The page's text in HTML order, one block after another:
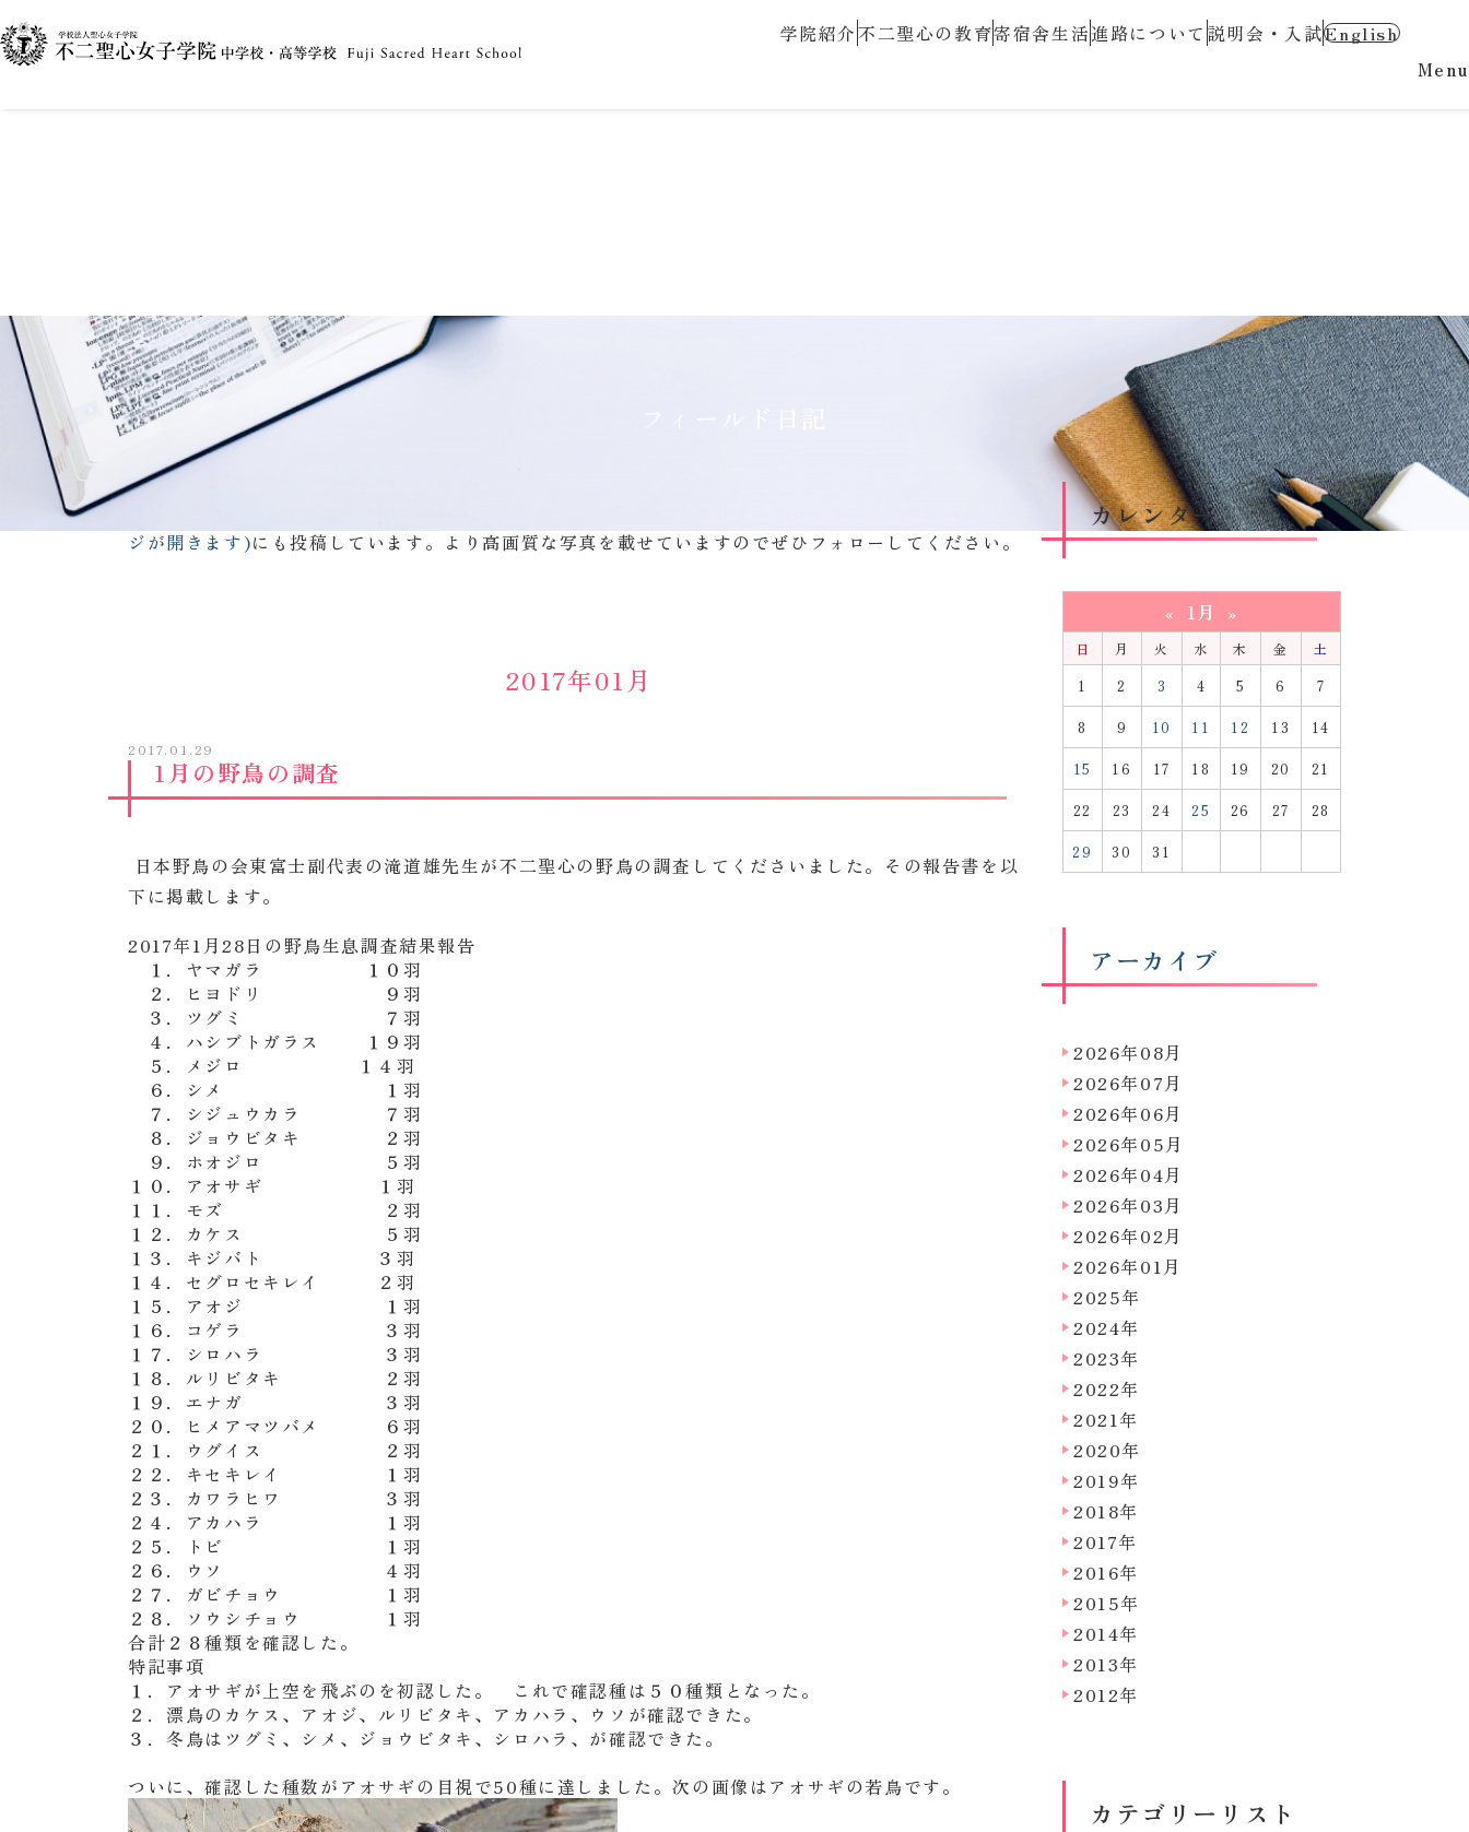
学院紹介不二聖心の教育寄宿舎生活進路について 説明会・入試English
Menu
〇お知らせ〇
ジが開きます)にも投稿しています。より高画質な写真を載せていますのでぜひフォローしてください。
2017年01月
2017.01.29
1月の野鳥の調査
日本野鳥の会東富士副代表の滝道雄先生が不二聖心の野鳥の調査してくださいました。その報告書を以
下に掲載します。
2017年1月28日の野鳥生息調査結果報告
１．ヤマガラ １０羽
２．ヒヨドリ ９羽
３．ツグミ ７羽
４．ハシブトガラス １９羽
５．メジロ １４羽
６．シメ １羽
７．シジュウカラ ７羽
８．ジョウビタキ ２羽
９．ホオジロ ５羽
１０．アオサギ １羽
１１．モズ ２羽
１２．カケス ５羽
１３．キジバト ３羽
１４．セグロセキレイ ２羽
１５．アオジ １羽
１６．コゲラ ３羽
１７．シロハラ ３羽
１８．ルリビタキ ２羽
１９．エナガ ３羽
２０．ヒメアマツバメ ６羽
２１．ウグイス ２羽
２２．キセキレイ １羽
２３．カワラヒワ ３羽
２４．アカハラ １羽
２５．トビ １羽
２６．ウソ ４羽
２７．ガビチョウ １羽
２８．ソウシチョウ １羽
合計２８種類を確認した。
特記事項
１．アオサギが上空を飛ぶのを初認した。 これで確認種は５０種類となった。
２．漂鳥のカケス、アオジ、ルリビタキ、アカハラ、ウソが確認できた。
３．冬鳥はツグミ、シメ、ジョウビタキ、シロハラ、が確認できた。
ついに、確認した種数がアオサギの目視で50種に達しました。次の画像はアオサギの若鳥です。
カレンダー
« 1月 »
日 月 火 水 木 金
土
1
2 3 4 5 6 7
8 9 10 11 12 13 14
15 16 17 18 19 20 21
22 23 24 25 26 27 28
29 30 31
アーカイブ
2026年08月
2026年07月
2026年06月
2026年05月
2026年04月
2026年03月
2026年02月
2026年01月
2025年
2024年
2023年
2022年
2021年
2020年
2019年
2018年
2017年
2016年
2015年
2014年
2013年
2012年
カテゴリーリスト